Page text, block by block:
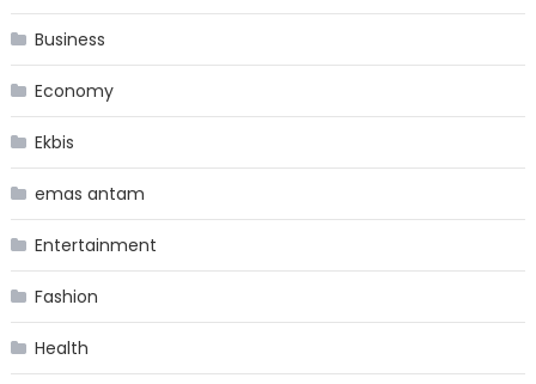
Business
Economy
Ekbis
emas antam
Entertainment
Fashion
Health